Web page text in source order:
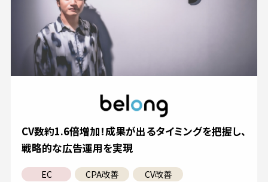
CV数約1.6倍増加！成果が出るタイミングを把握し、
戦略的な広告運用を実現
EC CPA改善
CV改善